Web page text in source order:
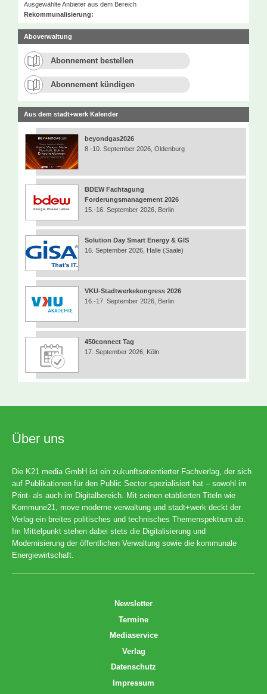
Ausgewählte Anbieter aus dem Bereich
Rekommunalisierung:
Aboverwaltung
Abonnement bestellen
Abonnement kündigen
Aus dem stadt+werk Kalender
beyondgas2026
8.-10. September 2026, Oldenburg
BDEW Fachtagung
Forderungsmanagement 2026
15.-16. September 2026, Berlin
Solution Day Smart Energy & GIS
16. September 2026, Halle (Saale)
VKU-Stadtwerkekongress 2026
16.-17. September 2026, Berlin
450connect Tag
17. September 2026, Köln
Über uns
Die K21 media GmbH ist ein zukunftsorientierter Fachverlag, der sich
auf Publikationen für den Public Sector spezialisiert hat – sowohl im
Print- als auch im Digitalbereich. Mit seinen etablierten Titeln wie
Kommune21, move moderne verwaltung und stadt+werk deckt der
Verlag ein breites politisches und technisches Themenspektrum ab.
Im Mittelpunkt stehen dabei stets die Digitalisierung und
Modernisierung der öffentlichen Verwaltung sowie die kommunale
Energiewirtschaft.
Newsletter
Termine
Mediaservice
Verlag
Datenschutz
Impressum